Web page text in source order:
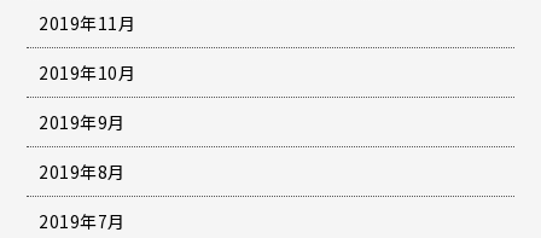
2019年11月
2019年10月
2019年9月
2019年8月
2019年7月